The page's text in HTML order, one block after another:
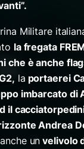
Militare
la fregata
che è anche
la portaerei
imbarcato di
il
Andrea
un velivolo